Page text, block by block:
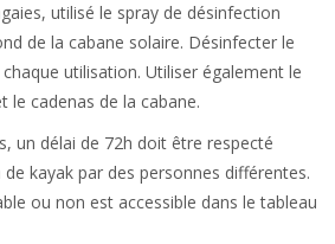
utilisé le spray de désinfection
de la cabane solaire. Désinfecter le
utilisation. Utiliser également le
le cadenas de la cabane.
un délai de 72h doit être respecté
kayak par des personnes différentes.
ou non est accessible dans le tableau